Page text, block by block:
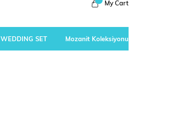
My Cart
WEDDING SET Mozanit Koleksiyonu